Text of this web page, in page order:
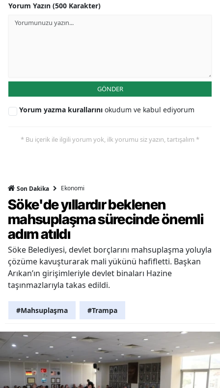
Yorum Yazın (500 Karakter)
GÖNDER
Yorum yazma kurallarını okudum ve kabul ediyorum
* Bu içerik ile ilgili yorum yok, ilk yorumu siz yazın, tartışalım *
Son Dakika Ekonomi
Söke'de yıllardır beklenen
mahsuplaşma sürecinde önemli
adım atıldı
Söke Belediyesi, devlet borçlarını mahsuplaşma yoluyla
çözüme kavuşturarak mali yükünü hafifletti. Başkan
Arıkan’ın girişimleriyle devlet binaları Hazine
taşınmazlarıyla takas edildi.
#Mahsuplaşma #Trampa